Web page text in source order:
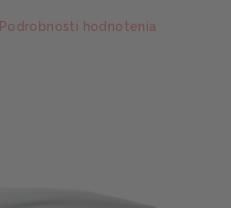
Podrobnosti hodnotenia